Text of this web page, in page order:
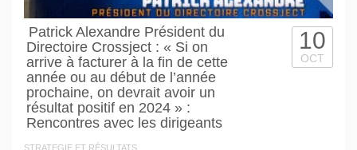
Patrick Alexandre Président du
Directoire Crossject : « Si on
arrive à facturer à la fin de cette
année ou au début de l’année
prochaine, on devrait avoir un
résultat positif en 2024 » :
Rencontres avec les dirigeants
STRATEGIE ET RÉSULTATS
10
OCT